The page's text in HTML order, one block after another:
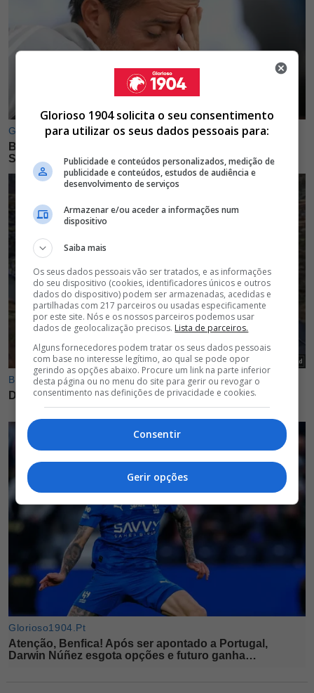
Glorioso 1904 solicita o seu consentimento
para utilizar os seus dados pessoais para:
Publicidade e conteúdos personalizados, medição de
publicidade e conteúdos, estudos de audiência e
desenvolvimento de serviços
Armazenar e/ou aceder a informações num
dispositivo
Saiba mais
Os seus dados pessoais vão ser tratados, e as informações
do seu dispositivo (cookies, identificadores únicos e outros
dados do dispositivo) podem ser armazenadas, acedidas e
partilhadas com 217 parceiros ou usadas especificamente
por este site. Nós e os nossos parceiros podemos usar
dados de geolocalização precisos. Lista de parceiros.
Alguns fornecedores podem tratar os seus dados pessoais
com base no interesse legítimo, ao qual se pode opor
gerindo as opções abaixo. Procure um link na parte inferior
desta página ou no menu do site para gerir ou revogar o
consentimento nas definições de privacidade e cookies.
Consentir
Gerir opções